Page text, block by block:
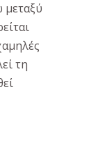
μεταξύ
τη